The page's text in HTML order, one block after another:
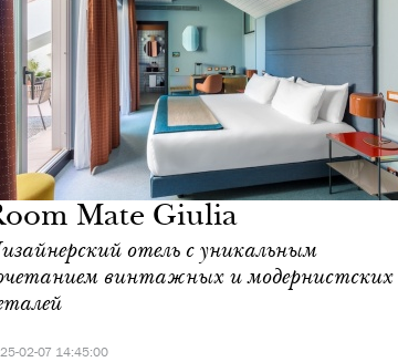
Mate Giulia
отель с уникальным
винтажных и модернистских
02-07 14:45:00